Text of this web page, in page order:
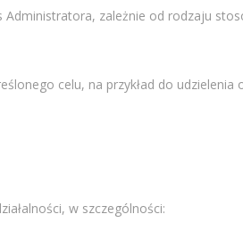
zależnie od rodzaju
celu, na przykład do udzielenia
w szczególności: